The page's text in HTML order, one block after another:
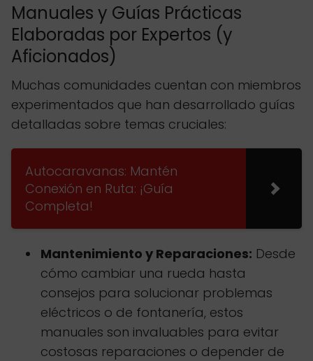
Manuales y Guías Prácticas
Elaboradas por Expertos (y
Aficionados)
Muchas comunidades cuentan con miembros
experimentados que han desarrollado guías
detalladas sobre temas cruciales:
Autocaravanas: Mantén
Conexión en Ruta: ¡Guía
Completa!
Mantenimiento y Reparaciones: Desde
cómo cambiar una rueda hasta
consejos para solucionar problemas
eléctricos o de fontanería, estos
manuales son invaluables para evitar
costosas reparaciones o depender de